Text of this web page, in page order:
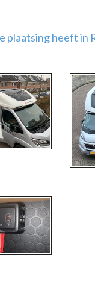
plaatsing heeft in